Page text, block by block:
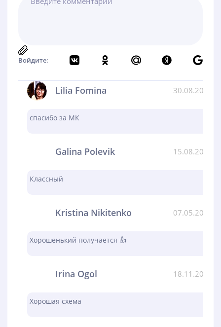
Войдите:
Lilia Fomina 30.08.2024
спасибо за МК
Galina Polevik 15.08.2024
Классный
Kristina Nikitenko 07.05.2024
Хорошенький получается 👍
Irina Ogol 18.11.2023
Хорошая схема